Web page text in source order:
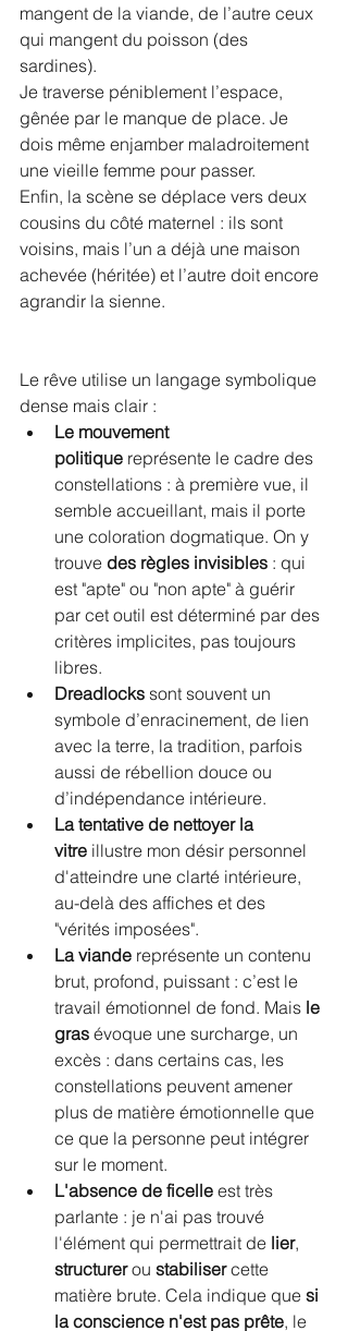
mangent de la viande, de l’autre ceux
qui mangent du poisson (des
sardines).
Je traverse péniblement l’espace,
gênée par le manque de place. Je
dois même enjamber maladroitement
une vieille femme pour passer.
Enfin, la scène se déplace vers deux
cousins du côté maternel : ils sont
voisins, mais l’un a déjà une maison
achevée (héritée) et l’autre doit encore
agrandir la sienne.
Le rêve utilise un langage symbolique
dense mais clair :
Le mouvement
politique représente le cadre des
constellations : à première vue, il
semble accueillant, mais il porte
une coloration dogmatique. On y
trouve des règles invisibles : qui
est "apte" ou "non apte" à guérir
par cet outil est déterminé par des
critères implicites, pas toujours
libres.
Dreadlocks sont souvent un
symbole d’enracinement, de lien
avec la terre, la tradition, parfois
aussi de rébellion douce ou
d’indépendance intérieure.
La tentative de nettoyer la
vitre illustre mon désir personnel
d'atteindre une clarté intérieure,
au-delà des affiches et des
"vérités imposées".
La viande représente un contenu
brut, profond, puissant : c’est le
travail émotionnel de fond. Mais le
gras évoque une surcharge, un
excès : dans certains cas, les
constellations peuvent amener
plus de matière émotionnelle que
ce que la personne peut intégrer
sur le moment.
L'absence de ficelle est très
parlante : je n'ai pas trouvé
l'élément qui permettrait de lier,
structurer ou stabiliser cette
matière brute. Cela indique que si
la conscience n'est pas prête, le